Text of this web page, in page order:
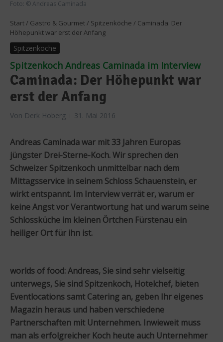
Foto: © Andreas Caminada
Start / Gastro & Gourmet / Spitzenköche / Caminada: Der
Höhepunkt war erst der Anfang
Spitzenköche
Spitzenkoch Andreas Caminada im Interview
Caminada: Der Höhepunkt war
erst der Anfang
Von Derk Hoberg 31. Mai 2016
Andreas Caminada war mit 33 Jahren Europas
jüngster Drei-Sterne-Koch. Wir sprechen den
Schweizer Spitzenkoch unmittelbar nach dem
Mittagsservice in seinem Schloss Schauenstein, er
wirkt entspannt. Im Interview verrät er, warum er
keine Angst vor Verantwortung hat und warum seine
Schlossküche im kleinen Örtchen Fürstenau ein
heiliger Ort für ihn ist.
worlds of food: Andreas, Sie sind sehr vielseitig
unterwegs, Sie sind Spitzenkoch, Hotelchef, bieten
Eventlocations samt Catering an, geben Ihr eigenes
Magazin heraus und haben verschiedene
Partnerschaften mit Unternehmen. Inwieweit muss
man als erfolgreicher Koch heute auch Unternehmer